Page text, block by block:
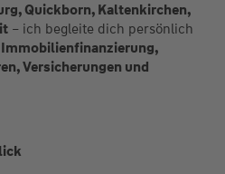
Quickborn, Kaltenkirchen,
– ich begleite dich persönlich
Immobilienfinanzierung,
Versicherungen und